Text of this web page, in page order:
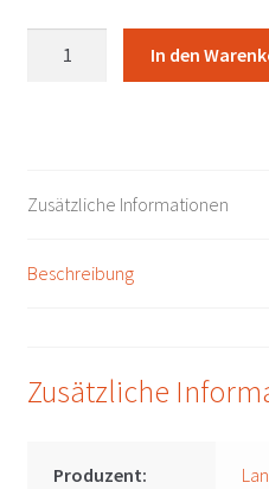
Neckenmarkt
In den
Zusätzliche Informationen
Beschreibung
Zusätzliche
Produzent: